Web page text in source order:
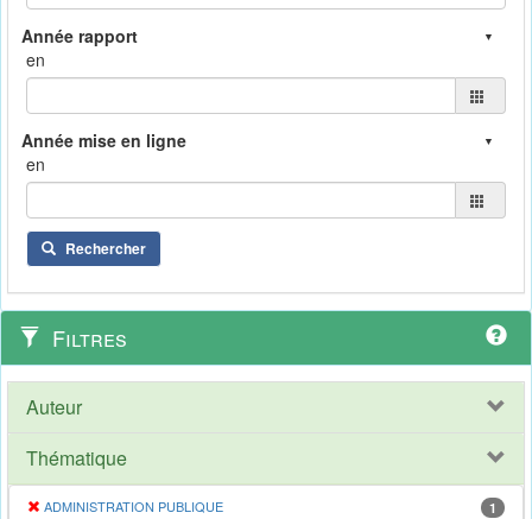
en
en
Rechercher
Filtres
Auteur
Thématique
ADMINISTRATION PUBLIQUE 1